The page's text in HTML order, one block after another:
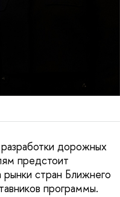
дорожных
предстоит
стран Ближнего
программы.